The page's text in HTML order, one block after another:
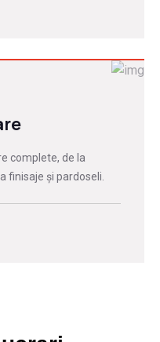
complete, de la
finisaje și pardoseli.